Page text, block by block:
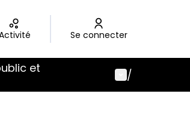
Activité Se connecter
et
Menu
/